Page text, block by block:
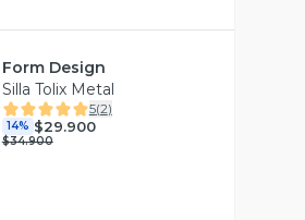
Form Design
Silla Tolix Metal
5(2)
14% $29.900
$34.900